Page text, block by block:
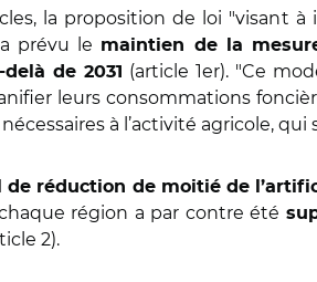
la proposition de loi "visant
prévu le maintien de la
de 2031
(article 1er). "Ce
leurs consommations
à l’activité agricole, qui
réduction de moitié de
région a par contre été
2).